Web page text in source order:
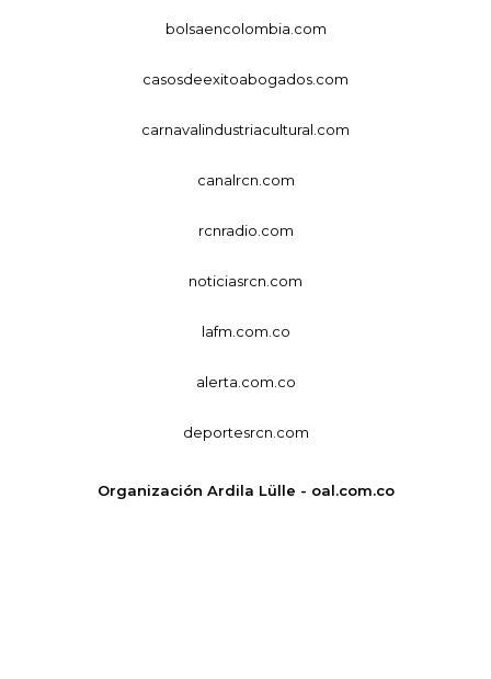
bolsaencolombia.com
casosdeexitoabogados.com
carnavalindustriacultural.com
canalrcn.com
rcnradio.com
noticiasrcn.com
lafm.com.co
alerta.com.co
deportesrcn.com
Organización Ardila Lülle - oal.com.co